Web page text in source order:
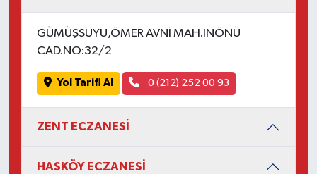
GÜMÜŞSUYU,ÖMER AVNİ MAH.İNÖNÜ
CAD.NO:32/2
Yol Tarifi Al 0 (212) 252 00 93
ZENT ECZANESİ
HASKÖY ECZANESİ